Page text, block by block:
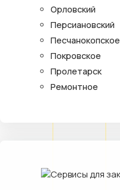
Орловский
Персиановский
Песчанокопское
Покровское
Пролетарск
Ремонтное